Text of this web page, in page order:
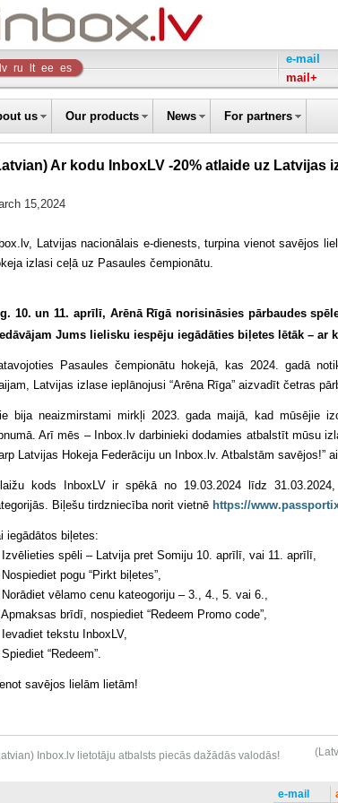
lv ru lt ee es
e-mail
mail+
us Our products News For partners
Ar kodu InboxLV -20% atlaide uz Latvijas
15,2024
Latvijas nacionālais e-dienests, turpina vienot savējos
izlasi ceļā uz Pasaules čempionātu.
10. un 11. aprīlī, Arēnā Rīgā norisināsies pārbaudes
Jums lielisku iespēju iegādāties biļetes lētāk – ar
Pasaules čempionātu hokejā, kas 2024. gadā
Latvijas izlase ieplānojusi “Arēna Rīga” aizvadīt četras
bija neaizmirstami mirkļi 2023. gada maijā, kad mūsējie
Arī mēs – Inbox.lv darbinieki dodamies atbalstīt mūsu
Latvijas Hokeja Federāciju un Inbox.lv. Atbalstām savējos!”
kods InboxLV ir spēkā no 19.03.2024 līdz
Biļešu tirdzniecība norit vietnē https://
iegādātos biļetes:
Izvēlieties spēli – Latvija pret Somiju 10. aprīlī, vai 11. aprīlī,
pogu “Pirkt biļetes”,
vēlamo cenu kateogoriju – 3., 4., 5. vai 6.,
brīdī, nospiediet “Redeem Promo code”,
tekstu InboxLV,
“Redeem”.
savējos lielām lietām!
Inbox.lv lietotāju atbalsts piecās dažādās valodās!
e-mail